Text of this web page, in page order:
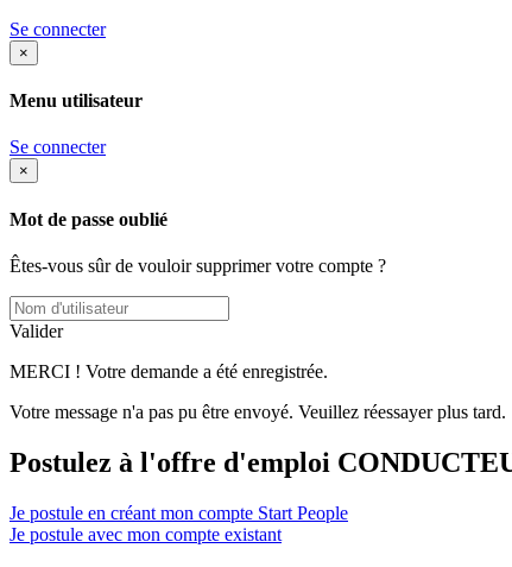
Se connecter
×
Menu utilisateur
Se connecter
×
Mot de passe oublié
Êtes-vous sûr de vouloir supprimer votre compte ?
Valider
MERCI ! Votre demande a été enregistrée.
Votre message n'a pas pu être envoyé. Veuillez réessayer plus tard.
Postulez à l'offre d'emploi
Je postule en créant mon compte Start People
Je postule avec mon compte existant